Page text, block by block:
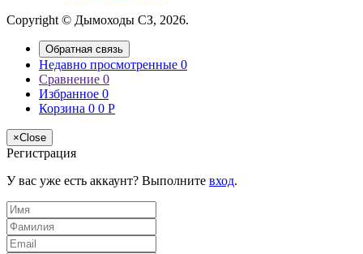
Copyright © Дымоходы СЗ, 2026.
Обратная связь
Недавно просмотренные 0
Сравнение 0
Избранное 0
Корзина 0 0 Р
×Close
Регистрация
У вас уже есть аккаунт? Выполните вход.